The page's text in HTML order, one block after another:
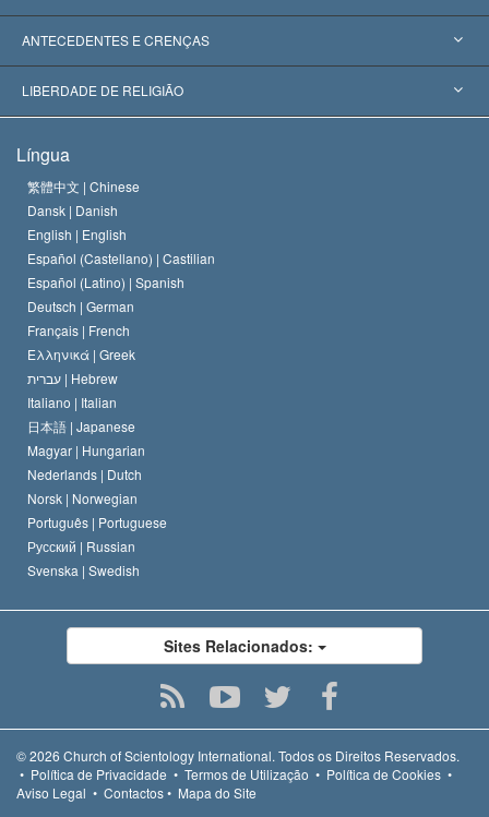
Reconhecimentos Mundiais
Decisões Históricas
Apreciações por Categoria
Os Peritos Mais Proeminentes do Mundo
ANTECEDENTES E CRENÇAS
L. Ron Hubbard
O Credo da Igreja de Scientology
O Código de Um Scientologist
David Miscavige
LIBERDADE DE RELIGIÃO
Normas Internacionais de Direitos Humanos
Proclamação sobre Religião
Língua
繁體中文 | Chinese
Dansk | Danish
English | English
Español (Castellano) | Castilian
Español (Latino) | Spanish
Deutsch | German
Français | French
Ελληνικά | Greek
עברית | Hebrew
Italiano | Italian
日本語 | Japanese
Magyar | Hungarian
Nederlands | Dutch
Norsk | Norwegian
Português | Portuguese
Русский | Russian
Svenska | Swedish
Sites Relacionados:
© 2026 Church of Scientology International. Todos os Direitos Reservados.
• Política de Privacidade • Termos de Utilização • Política de Cookies •
Aviso Legal • Contactos• Mapa do Site